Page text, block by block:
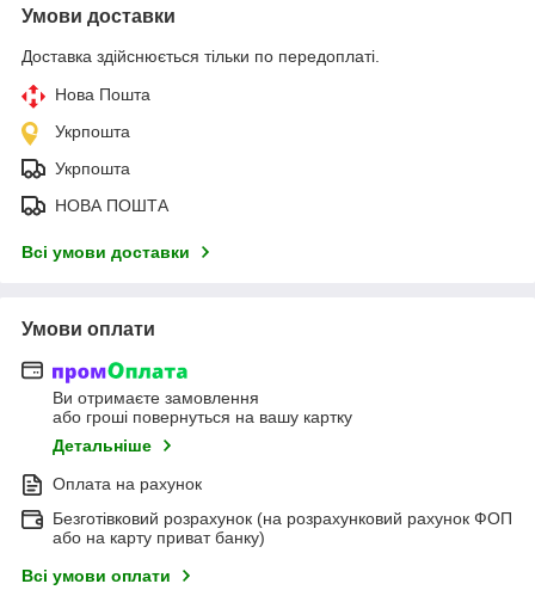
Умови доставки
Доставка здійснюється тільки по передоплаті.
Нова Пошта
Укрпошта
Укрпошта
НОВА ПОШТА
Всі умови доставки
Умови оплати
Ви отримаєте замовлення
або гроші повернуться на вашу картку
Детальніше
Оплата на рахунок
Безготівковий розрахунок (на розрахунковий рахунок ФОП
або на карту приват банку)
Всі умови оплати